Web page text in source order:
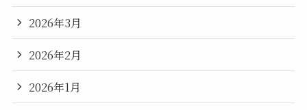
2026年3月
2026年2月
2026年1月